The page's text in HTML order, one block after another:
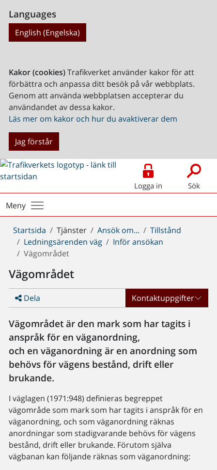
Languages
English (Engelska)
Kakor (cookies)Trafikverket använder kakor för att
förbättra och anpassa ditt besök på vår webbplats.
Genom att använda webbplatsen accepterar du
användandet av dessa kakor.
Läs mer om kakor och hur du avaktiverar dem
Jag förstår
Logga in Sök
Meny
Du
är
här:
Startsida Tjänster Ansök om...
Tillstånd
Ledningsärenden väg
Inför ansökan
Vägområdet
Vägområdet
Dela Kontaktuppgifter
Vägområdet är den mark som har tagits i
anspråk för en väganordning,
och en väganordning är en anordning som
behövs för vägens bestånd, drift eller
brukande.
I väglagen (1971:948) definieras begreppet
vägområde som mark som har tagits i anspråk för en
väganordning, och som väganordning räknas
anordningar som stadigvarande behövs för vägens
bestånd, drift eller brukande. Förutom själva
vägbanan kan följande räknas som väganordning: